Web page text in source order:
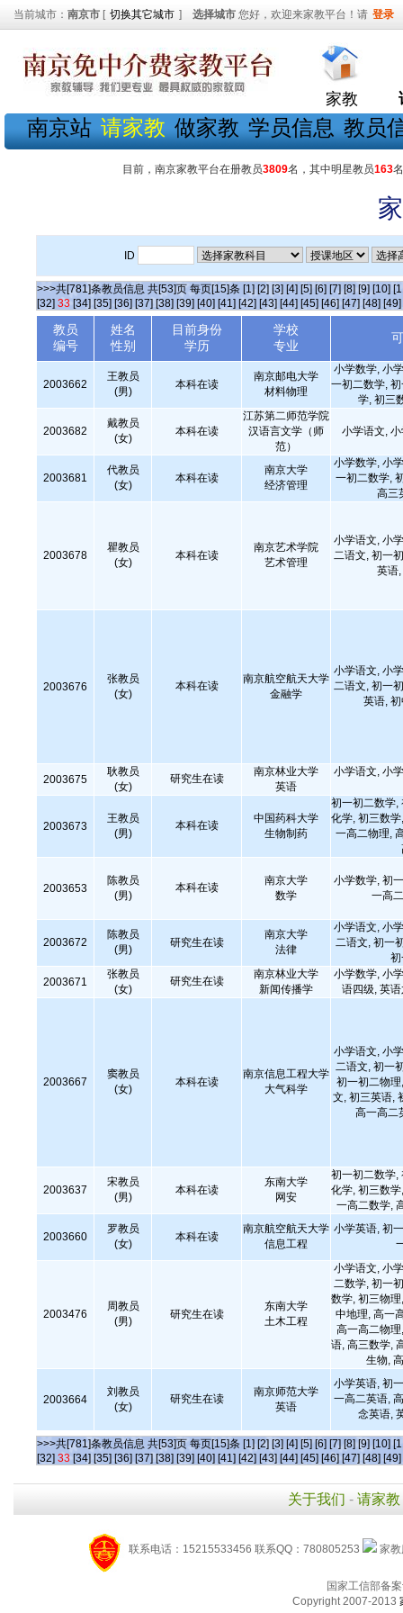
当前城市： 南京市 [ 切换其它城市 ] 选择城市 您好，欢迎来家教平台！请 登录
家教
南京站 请家教 做家教 学员信息 教员
目前，南京家教平台在册教员3809名，其中明星教员163
ID
>>>共[781]条教员信息 共[53]页 每页[15]条 [1] [2] [3] [4] [5] [6] [7] [8] [9] [10]
[32] 33 [34] [35] [36] [37] [38] [39] [40] [41] [42] [43] [44] [45] [46] [47] [48] [49]
教员
编号
姓名
性别
目前身份
学历
学校
专业
2003662
王教员
(男)
本科在读
南京邮电大学
材料物理
小学数学, 小
一初二数学,
学, 初三
2003682
戴教员
(女)
本科在读
江苏第二师范学院
汉语言文学（师
范）
小学语文,
2003681
代教员
(女)
本科在读
南京大学
经济管理
小学数学, 小
一初二数学,
高三
2003678
瞿教员
(女)
本科在读
南京艺术学院
艺术管理
小学语文, 小
二语文, 初一
英语
2003676
张教员
(女)
本科在读
南京航空航天大学
金融学
小学语文, 小
二语文, 初一
英语,
2003675
耿教员
(女)
研究生在读
南京林业大学
英语
小学语文, 小
2003673
王教员
(男)
本科在读
中国药科大学
生物制药
初一初二数学,
化学, 初三数
一高二物理,
2003653
陈教员
(男)
本科在读
南京大学
数学
小学数学, 初
一高
2003672
陈教员
(男)
研究生在读
南京大学
法律
小学语文, 小
二语文, 初一
2003671
张教员
(女)
研究生在读
南京林业大学
新闻传播学
小学数学, 小
语四级, 英
2003667
窦教员
(女)
本科在读
南京信息工程大学
大气科学
小学语文, 小
二语文, 初一
初一初二物
文, 初三英语,
高一高二
2003637
宋教员
(男)
本科在读
东南大学
网安
初一初二数学,
化学, 初三数
一高二数学,
2003660
罗教员
(女)
本科在读
南京航空航天大学
信息工程
小学英语, 初
2003476
周教员
(男)
研究生在读
东南大学
土木工程
小学语文, 小
二数学, 初一
数学, 初三物
中地理, 高一
高一高二物
语, 高三数学,
生物,
2003664
刘教员
(女)
研究生在读
南京师范大学
英语
小学英语, 初
一高二英语,
念英语,
>>>共[781]条教员信息 共[53]页 每页[15]条 [1] [2] [3] [4] [5] [6] [7] [8] [9] [10]
[32] 33 [34] [35] [36] [37] [38] [39] [40] [41] [42] [43] [44] [45] [46] [47] [48] [49]
关于我们 - 请家教
联系电话：15215533456 联系QQ：780805253 家
国家工信部备
Copyright 2007-2013